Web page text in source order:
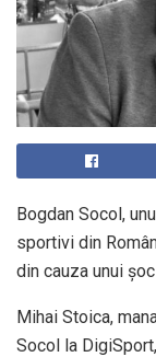
Bogdan Socol,
sportivi din
din cauza unui
Mihai Stoica,
Socol la